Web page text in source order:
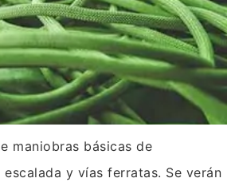
maniobras básicas de
y vías ferratas. Se verán